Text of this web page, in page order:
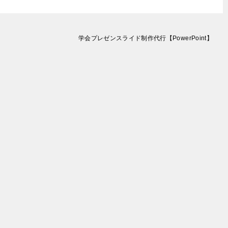
学会プレゼンスライド制作代行【PowerPoint】